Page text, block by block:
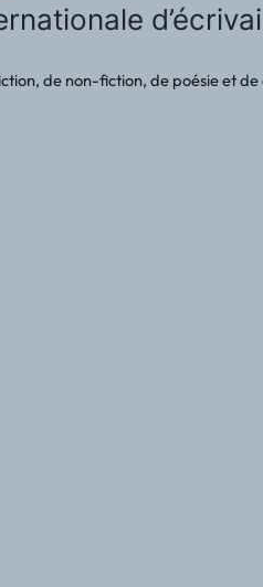
de non-fiction, de poésie et